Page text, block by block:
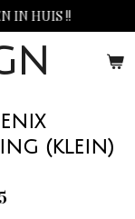
IN HUIS !!
(klein)